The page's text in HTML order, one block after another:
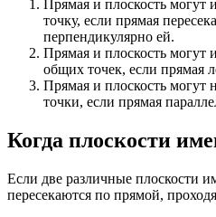
Прямая и плоскость могут
точку, если прямая
перпендикулярно ей.
Прямая и плоскость могут
общих точек, если прямая
Прямая и плоскость могут
точки, если прямая
Когда плоскости
Если две различные плоскости
пересекаются по прямой,